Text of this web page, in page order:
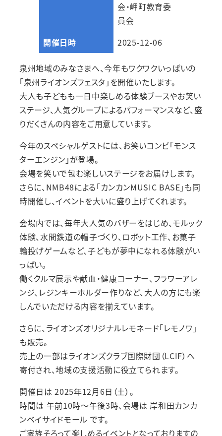
会・岬町教育委
員会
開催日時
2025-12-06
泉州地域のみなさまへ、今年もワクワクいっぱいの
「泉州ライオンズフェスタ」を開催いたします。
大人も子どもも一日中楽しめる体験ブースやお笑い
ステージ、人気グループによるパフォーマンスなど、盛
りだくさんの内容をご用意しています。
今年のスペシャルゲストには、お笑いコンビ「モンス
ターエンジン」が登場。
会場を笑いで包む楽しいステージをお届けします。
さらに、NMB48による「カンカンMUSIC BASE」も同
時開催し、イベントを大いに盛り上げてくれます。
会場内では、毎年大人気のバザーをはじめ、モルック
体験、水間鉄道の帽子づくり、ロボット工作、お菓子
輪投げゲームなど、子どもが夢中になれる体験がい
っぱい。
働くクルマ展示や献血・健康コーナー、フラワーアレ
ンジ、レジンキーホルダー作りなど、大人の方にも楽
しんでいただける内容を揃えています。
さらに、ライオンズオリジナルレモネード「レモノワ」
も販売。
売上の一部はライオンズクラブ国際財団（LCIF）へ
寄付され、地域の支援活動に役立てられます。
開催日は 2025年12月6日（土）。
時間は 午前10時～午後3時、会場は 岸和田カンカ
ンベイサイドモール です。
ご家族そろって楽しめるイベントとなっておりますの